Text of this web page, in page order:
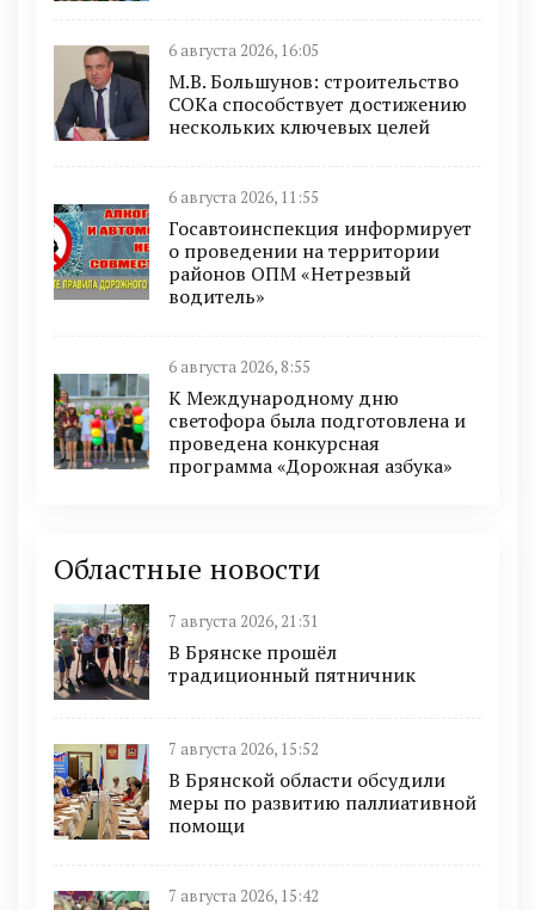
6 августа 2026, 16:05
М.В. Большунов: строительство
СОКа способствует достижению
нескольких ключевых целей
6 августа 2026, 11:55
Госавтоинспекция информирует
о проведении на территории
районов ОПМ «Нетрезвый
водитель»
6 августа 2026, 8:55
К Международному дню
светофора была подготовлена и
проведена конкурсная
программа «Дорожная азбука»
Областные новости
7 августа 2026, 21:31
В Брянске прошёл
традиционный пятничник
7 августа 2026, 15:52
В Брянской области обсудили
меры по развитию паллиативной
помощи
7 августа 2026, 15:42